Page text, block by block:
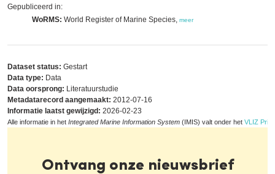
Gepubliceerd in:
WoRMS: World Register of Marine Species, meer
Dataset status: Gestart
Data type: Data
Data oorsprong: Literatuurstudie
Metadatarecord aangemaakt: 2012-07-16
Informatie laatst gewijzigd: 2026-02-23
Alle informatie in het Integrated Marine Information System (IMIS) valt onder het VLIZ
Ontvang onze nieuwsbrief